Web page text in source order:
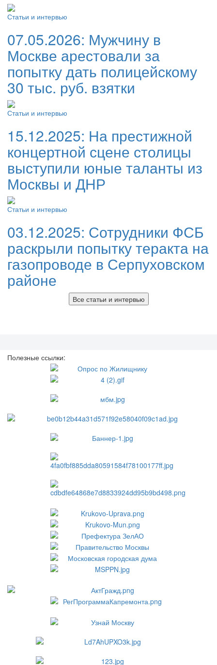
Статьи и интервью
07.05.2026: Мужчину в
Москве арестовали за
попытку дать полицейскому
30 тыс. руб. взятки
Статьи и интервью
15.12.2025: На престижной
концертной сцене столицы
выступили юные таланты из
Москвы и ДНР
Статьи и интервью
03.12.2025: Сотрудники ФСБ
раскрыли попытку теракта на
газопроводе в Серпуховском
районе
Все статьи и интервью
Полезные ссылки: